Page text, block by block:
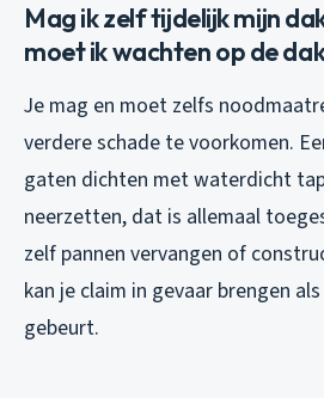
Mag ik zelf tijdelijk mijn
moet ik wachten op de
Je mag en moet zelfs
verdere schade te voorkomen.
gaten dichten met waterdicht
neerzetten, dat is allemaal
zelf pannen vervangen of
kan je claim in gevaar brengen
gebeurt.